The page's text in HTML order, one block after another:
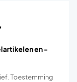
en -
Toestemming